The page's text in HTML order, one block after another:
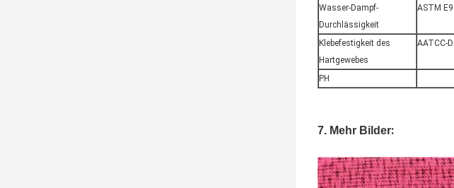
Wasser-Dampf-
Durchlässigkeit
ASTM
Klebefestigkeit des
Hartgewebes
AATCC-
PH
7. Mehr Bilder: